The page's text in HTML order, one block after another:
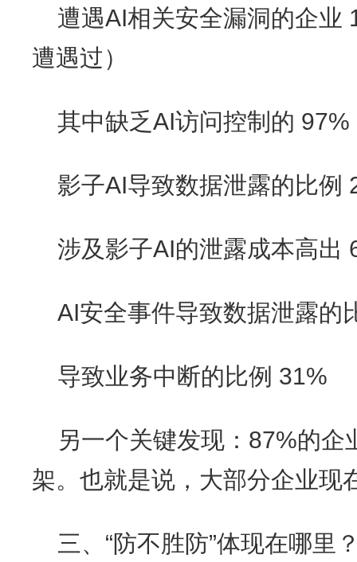
遭遇AI相关安全漏洞的企业
遭遇过）
其中缺乏AI访问控制的 97%
影子AI导致数据泄露的比例
涉及影子AI的泄露成本高出
AI安全事件导致数据泄露的
导致业务中断的比例 31%
另一个关键发现：87%的企
架。也就是说，大部分企业现
三、“防不胜防”体现在哪里